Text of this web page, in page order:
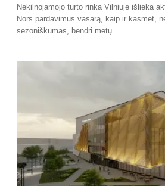
Nekilnojamojo turto rinka Vilniuje išlieka
Nors pardavimus vasarą, kaip ir kasmet,
sezoniškumas, bendri metų